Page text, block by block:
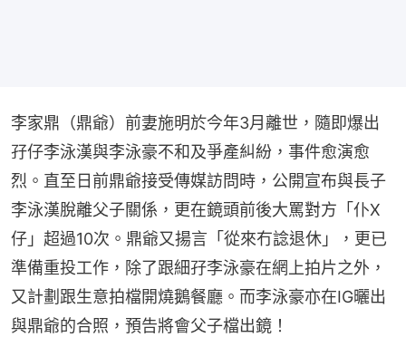
李家鼎（鼎爺）前妻施明於今年3月離世，隨即爆出
孖仔李泳漢與李泳豪不和及爭產糾紛，事件愈演愈
烈。直至日前鼎爺接受傳媒訪問時，公開宣布與長子
李泳漢脫離父子關係，更在鏡頭前後大罵對方「仆X
仔」超過10次。鼎爺又揚言「從來冇諗退休」，更已
準備重投工作，除了跟細孖李泳豪在網上拍片之外，
又計劃跟生意拍檔開燒鵝餐廳。而李泳豪亦在IG曬出
與鼎爺的合照，預告將會父子檔出鏡！